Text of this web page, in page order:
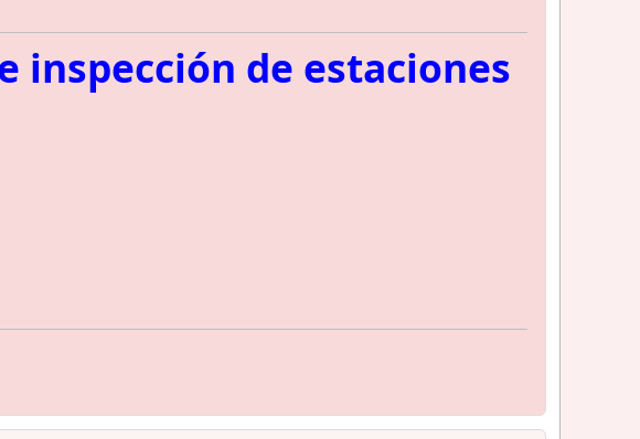
inspección de estaciones